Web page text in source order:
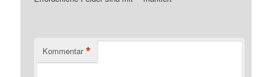
Kommentar *